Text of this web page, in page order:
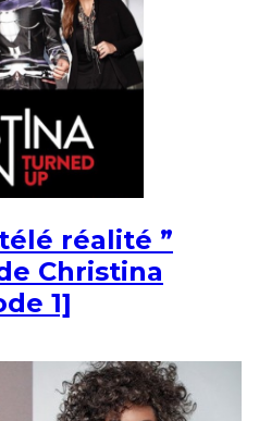
réalité ”
Christina
1]